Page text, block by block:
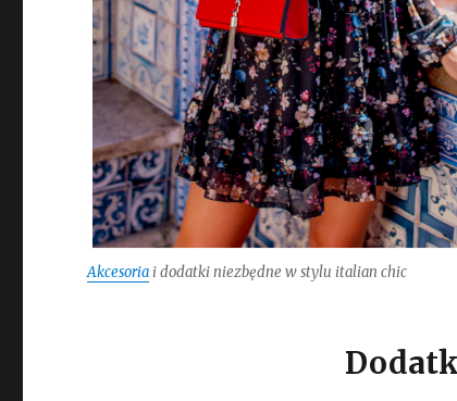
Akcesoria i dodatki niezbędne w stylu italian chic